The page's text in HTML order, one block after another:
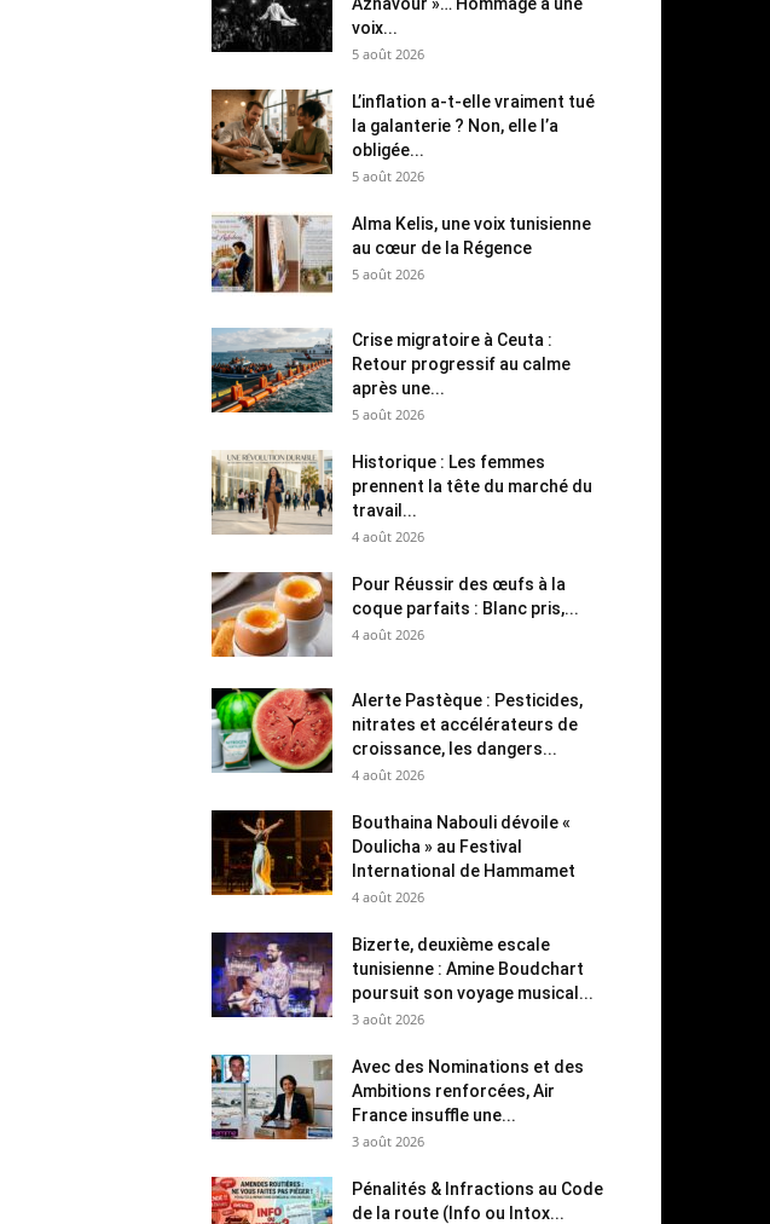
voix...
5 août 2026
L’inflation a-t-elle vraiment tué
la galanterie ? Non, elle l’a
obligée...
5 août 2026
Alma Kelis, une voix tunisienne
au cœur de la Régence
5 août 2026
Crise migratoire à Ceuta :
Retour progressif au calme
après une...
5 août 2026
Historique : Les femmes
prennent la tête du marché du
travail...
4 août 2026
Pour Réussir des œufs à la
coque parfaits : Blanc pris,...
4 août 2026
Alerte Pastèque : Pesticides,
nitrates et accélérateurs de
croissance, les dangers...
4 août 2026
Bouthaina Nabouli dévoile «
Doulicha » au Festival
International de Hammamet
4 août 2026
Bizerte, deuxième escale
tunisienne : Amine Boudchart
poursuit son voyage musical...
3 août 2026
Avec des Nominations et des
Ambitions renforcées, Air
France insuffle une...
3 août 2026
Pénalités & Infractions au Code
de la route (Info ou Intox...